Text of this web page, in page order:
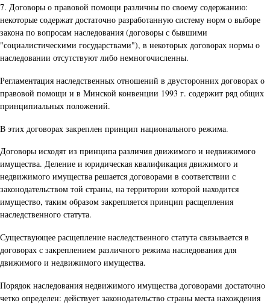
7. Договоры о правовой помощи различны по своему содержанию:
некоторые содержат достаточно разработанную систему норм о выборе
закона по вопросам наследования (договоры с бывшими
"социалистическими государствами"), в некоторых договорах нормы о
наследовании отсутствуют либо немногочисленны.
Регламентация наследственных отношений в двусторонних договорах о
правовой помощи и в Минской конвенции 1993 г. содержит ряд общих
принципиальных положений.
В этих договорах закреплен принцип национального режима.
Договоры исходят из принципа различия движимого и недвижимого
имущества. Деление и юридическая квалификация движимого и
недвижимого имущества решается договорами в соответствии с
законодательством той страны, на территории которой находится
имущество, таким образом закрепляется принцип расщепления
наследственного статута.
Существующее расщепление наследственного статута связывается в
договорах с закреплением различного режима наследования для
движимого и недвижимого имущества.
Порядок наследования недвижимого имущества договорами достаточно
четко определен: действует законодательство страны места нахождения